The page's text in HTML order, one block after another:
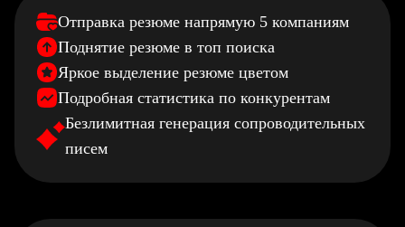
Отправка резюме напрямую 5 компаниям
Поднятие резюме в топ поиска
Яркое выделение резюме цветом
Подробная статистика по конкурентам
Безлимитная генерация сопроводительных
писем